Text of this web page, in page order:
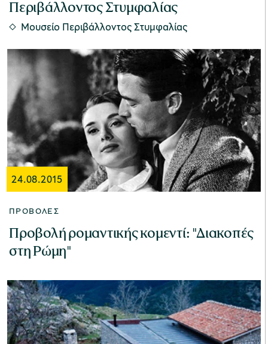
Περιβάλλοντος Στυμφαλίας
Μουσείο Περιβάλλοντος Στυμφαλίας
24.08.2015
ΠΡΟΒΟΛΈΣ
Προβολή ρομαντικής κομεντί: "Διακοπές
στη Ρώμη"